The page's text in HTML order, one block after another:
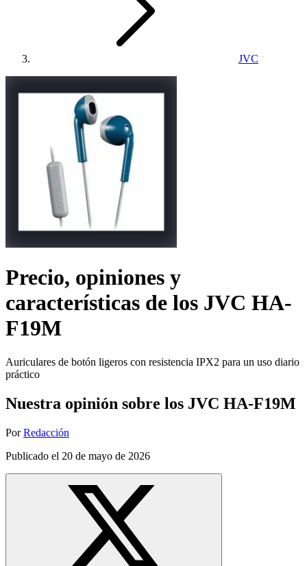
JVC
Precio, opiniones y
características de los JVC HA-
F19M
Auriculares de botón ligeros con resistencia IPX2 para un uso diario
práctico
Nuestra opinión sobre los JVC HA-F19M
Por Redacción
Publicado el 20 de mayo de 2026